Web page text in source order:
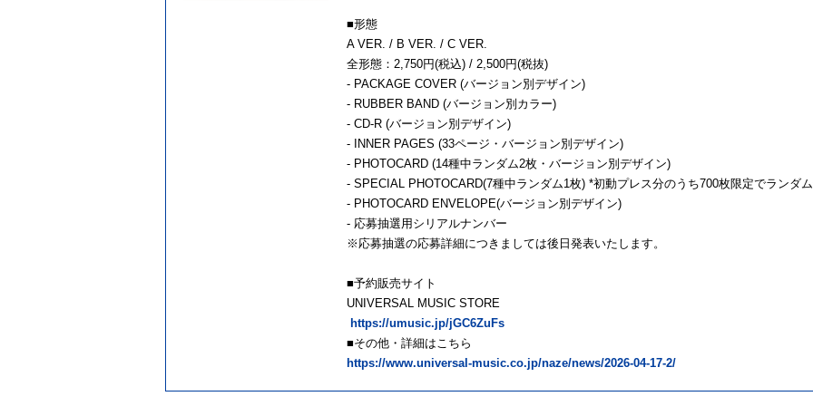
■形態
A VER. / B VER. / C VER.
全形態：2,750円(税込) / 2,500円(税抜)
- PACKAGE COVER (バージョン別デザイン)
- RUBBER BAND (バージョン別カラー)
- CD-R (バージョン別デザイン)
- INNER PAGES (33ページ・バージョン別デザイン)
- PHOTOCARD (14種中ランダム2枚・バージョン別デザイン)
- SPECIAL PHOTOCARD(7種中ランダム1枚) *初動プレス分のうち700枚限定でランダ
- PHOTOCARD ENVELOPE(バージョン別デザイン)
- 応募抽選用シリアルナンバー
※応募抽選の応募詳細につきましては後日発表いたします。
■予約販売サイト
UNIVERSAL MUSIC STORE
https://umusic.jp/jGC6ZuFs
■その他・詳細はこちら
https://www.universal-music.co.jp/naze/news/2026-04-17-2/